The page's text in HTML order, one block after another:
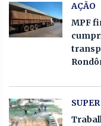
AÇÃO
MPF